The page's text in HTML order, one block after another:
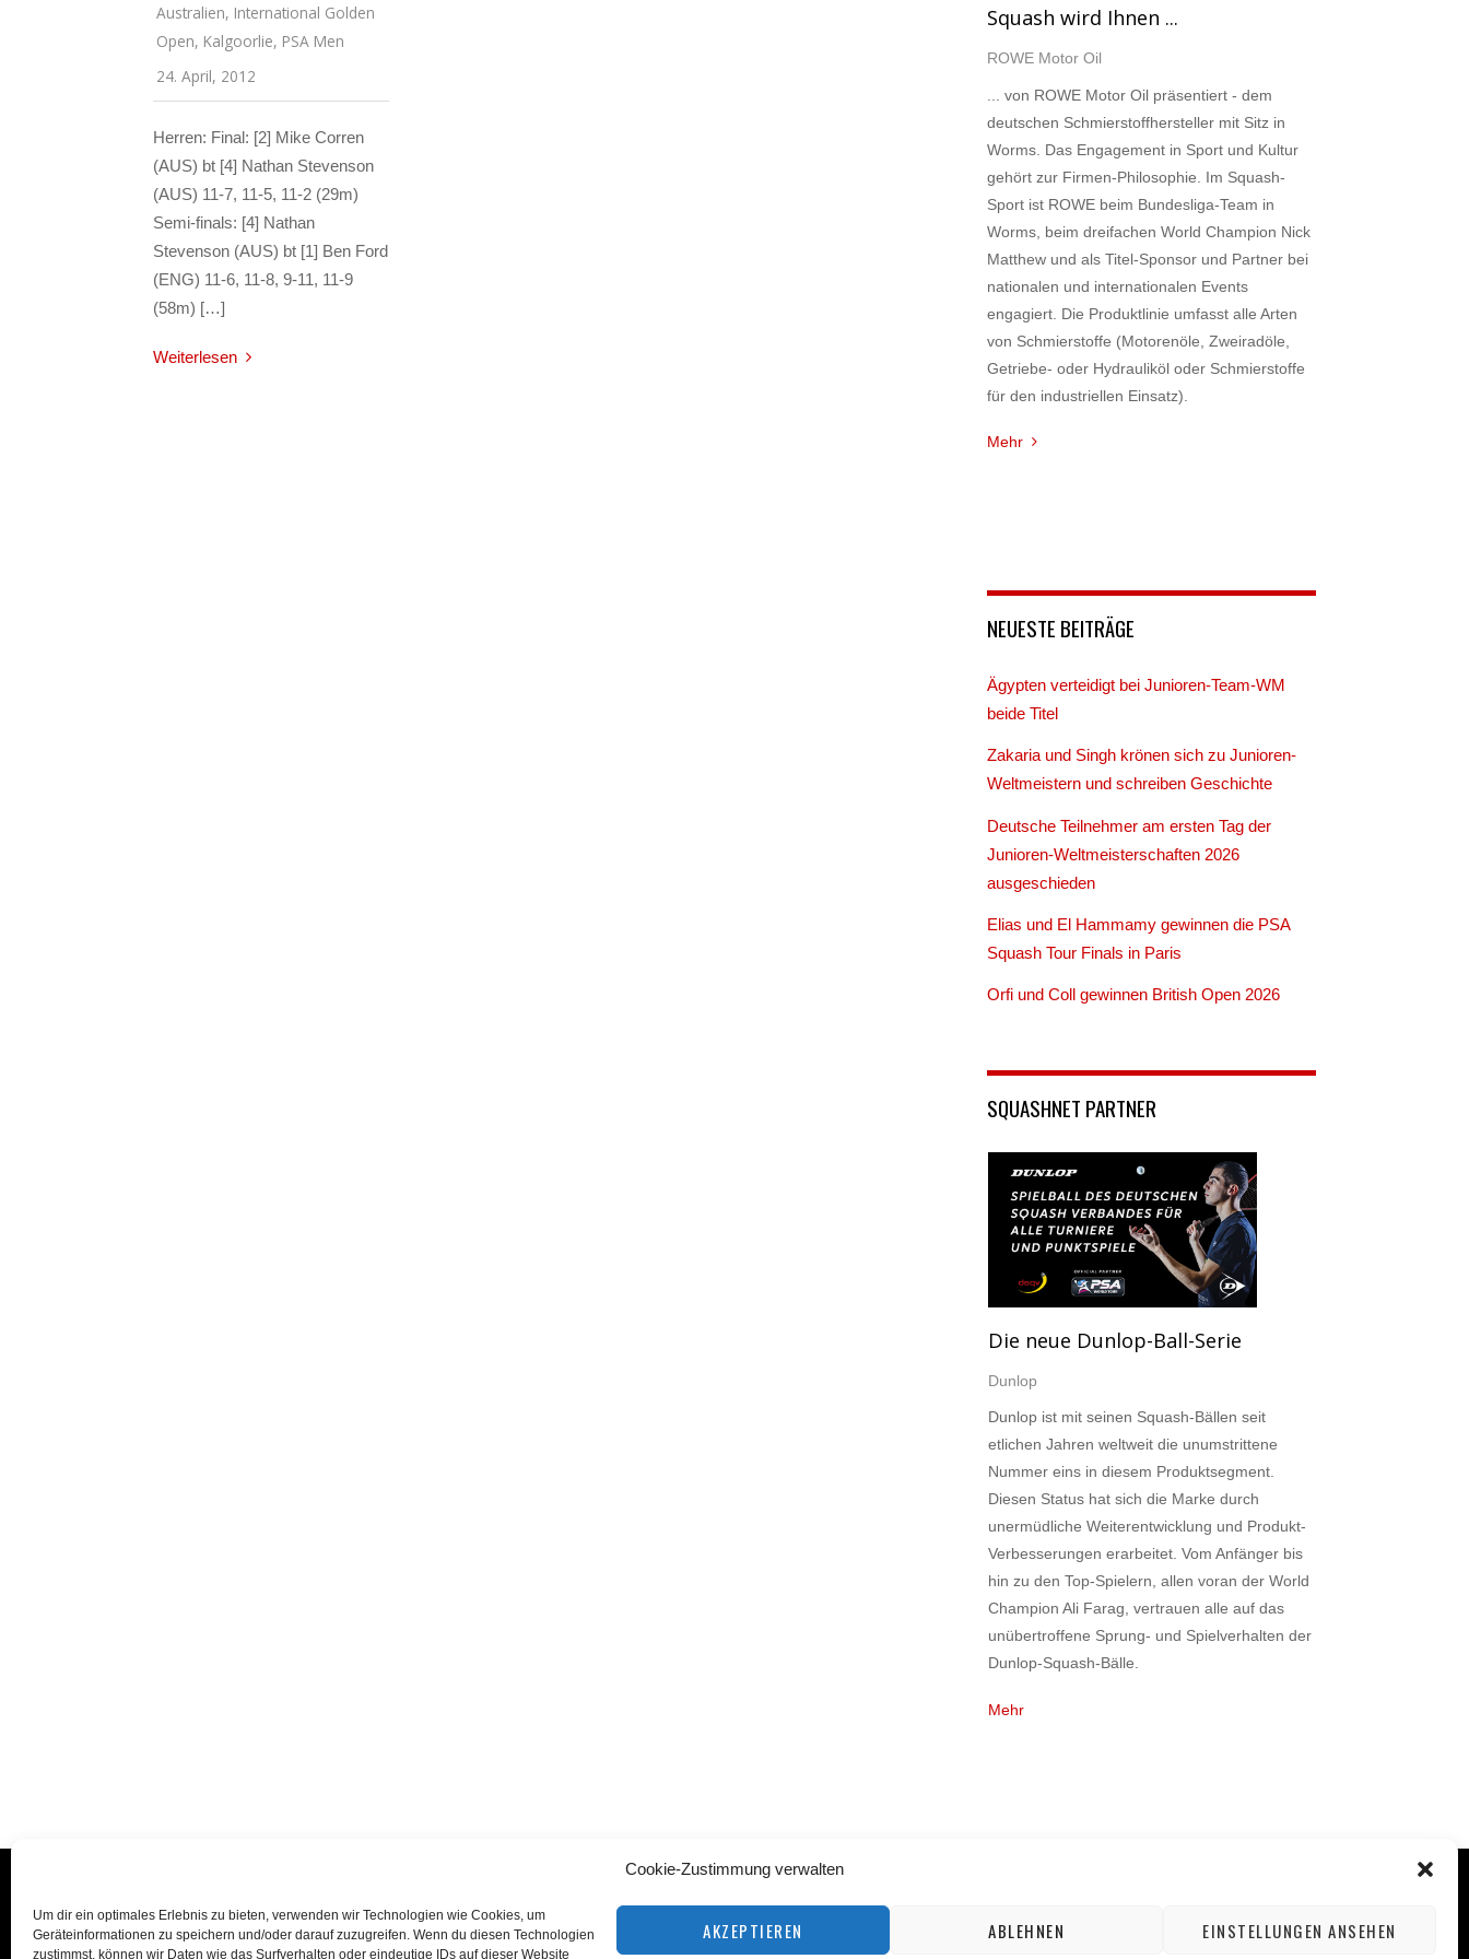
Cookie-Zustimmung verwalten
Um dir ein optimales Erlebnis zu bieten, verwenden wir Technologien wie Cookies, um
Geräteinformationen zu speichern und/oder darauf zuzugreifen. Wenn du diesen Technologien
zustimmst, können wir Daten wie das Surfverhalten oder eindeutige IDs auf dieser Website
AKZEPTIEREN ABLEHNEN EINSTELLUNGEN ANSEHEN
Australien, International Golden
Open, Kalgoorlie, PSA Men
24. April, 2012
Herren: Final: [2] Mike Corren
(AUS) bt [4] Nathan Stevenson
(AUS) 11-7, 11-5, 11-2 (29m)
Semi-finals: [4] Nathan
Stevenson (AUS) bt [1] Ben Ford
(ENG) 11-6, 11-8, 9-11, 11-9
(58m) […]
Weiterlesen
Squash wird Ihnen ...
ROWE Motor Oil
... von ROWE Motor Oil präsentiert - dem
deutschen Schmierstoffhersteller mit Sitz in
Worms. Das Engagement in Sport und Kultur
gehört zur Firmen-Philosophie. Im Squash-
Sport ist ROWE beim Bundesliga-Team in
Worms, beim dreifachen World Champion Nick
Matthew und als Titel-Sponsor und Partner bei
nationalen und internationalen Events
engagiert. Die Produktlinie umfasst alle Arten
von Schmierstoffe (Motorenöle, Zweiradöle,
Getriebe- oder Hydrauliköl oder Schmierstoffe
für den industriellen Einsatz).
Mehr
NEUESTE BEITRÄGE
Ägypten verteidigt bei Junioren-Team-WM
beide Titel
Zakaria und Singh krönen sich zu Junioren-
Weltmeistern und schreiben Geschichte
Deutsche Teilnehmer am ersten Tag der
Junioren-Weltmeisterschaften 2026
ausgeschieden
Elias und El Hammamy gewinnen die PSA
Squash Tour Finals in Paris
Orfi und Coll gewinnen British Open 2026
SQUASHNET PARTNER
Die neue Dunlop-Ball-Serie
Dunlop
Dunlop ist mit seinen Squash-Bällen seit
etlichen Jahren weltweit die unumstrittene
Nummer eins in diesem Produktsegment.
Diesen Status hat sich die Marke durch
unermüdliche Weiterentwicklung und Produkt-
Verbesserungen erarbeitet. Vom Anfänger bis
hin zu den Top-Spielern, allen voran der World
Champion Ali Farag, vertrauen alle auf das
unübertroffene Sprung- und Spielverhalten der
Dunlop-Squash-Bälle.
Mehr